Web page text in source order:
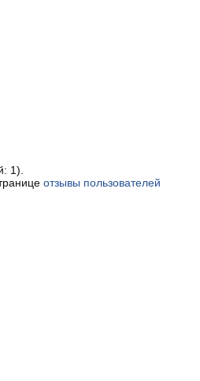
1).
отзывы пользователей